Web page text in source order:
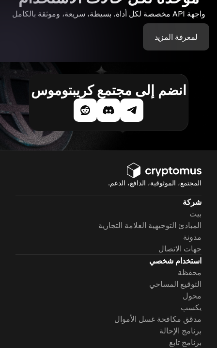
واجهة API مخصصة لكل أداة. بسيطة، سريعة، وموثقة بالكامل
لمعرفة المزيد
انضم إلى مجتمع كريبتوموس
المجتمع، الموثوقية، الدافع، الدعم.
شركة
بيت
المبادئ التوجيهية العلامة التجارية
مدونة
جهات الاتصال
استخدام شخصي
محفظة
التوقيع المساحي
محول
يكسب
مدقق مكافحة غسل الأموال
برنامج الإحالة
برنامج تابع